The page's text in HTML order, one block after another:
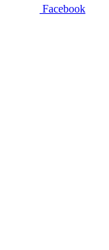
Facebook